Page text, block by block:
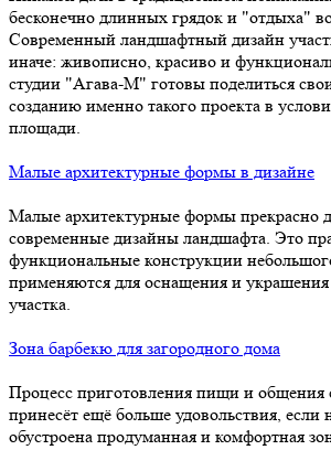
бесконечно длинных грядок и "отдыха"
Современный ландшафтный дизайн
иначе: живописно, красиво и
студии "Агава-М" готовы поделиться
созданию именно такого проекта в
площади.
Малые архитектурные формы в дизайне
Малые архитектурные формы прекрасно
современные дизайны ландшафта. Это
функциональные конструкции
применяются для оснащения и
участка.
Зона барбекю для загородного дома
Процесс приготовления пищи и общения
принесёт ещё больше удовольствия, если
обустроена продуманная и комфортная